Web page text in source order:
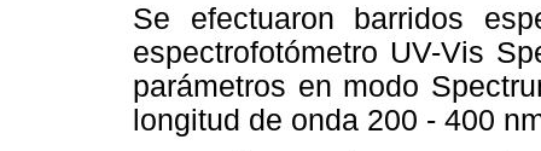
Se efectuaron barridos
espectrofotómetro UV-Vis
parámetros en modo
longitud de onda 200 - 400